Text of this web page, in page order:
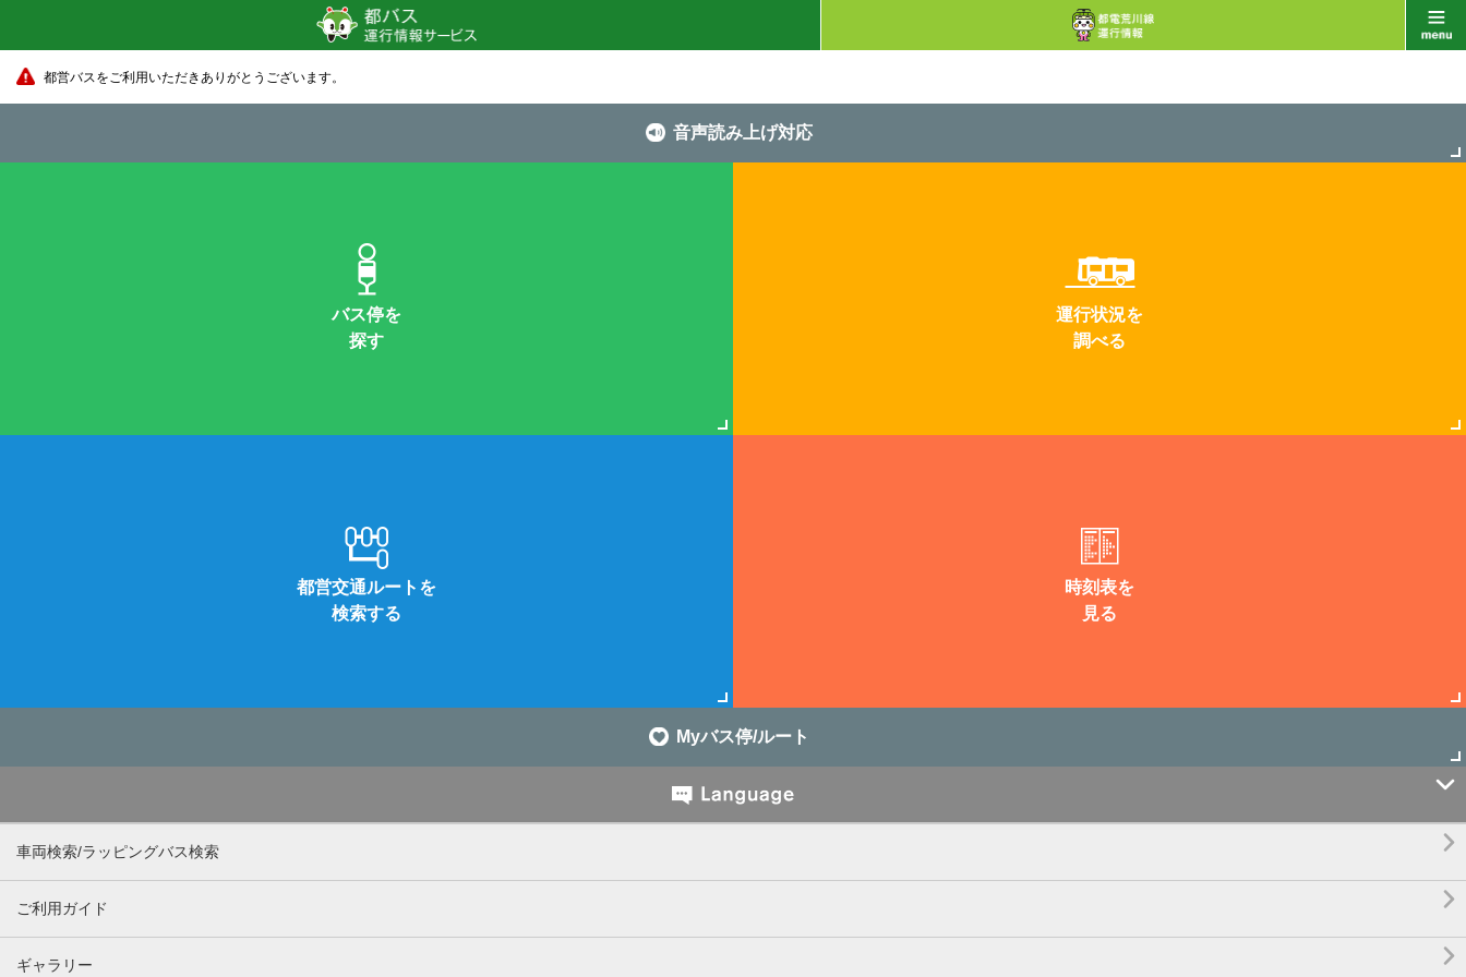
都営バスをご利用いただきありがとうございます。
音声読み上げ対応
バス停を
探す
運行状況を
調べる
都営交通ルートを
検索する
時刻表を
見る
Myバス停/ルート

車両検索/ラッピングバス検索 
ご利用ガイド 
ギャラリー 